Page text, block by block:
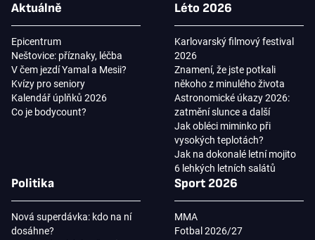
Aktuálně
Epicentrum
Neštovice: příznaky, léčba
V čem jezdí Yamal a Mesii?
Kvízy pro seniory
Kalendář úplňků 2026
Co je bodycount?
Léto 2026
Karlovarský filmový festival
2026
Znamení, že jste potkali
někoho z minulého života
Astronomické úkazy 2026:
zatmění slunce a další
Jak obléci miminko při
vysokých teplotách?
Jak na dokonalé letní mojito
6 lehkých letních salátů
Politika
Nová superdávka: kdo na ní
dosáhne?
Sport 2026
MMA
Fotbal 2026/27